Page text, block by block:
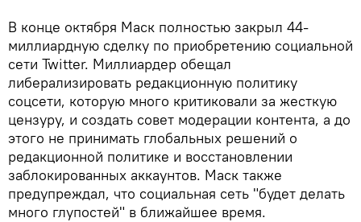
В конце октября Маск полностью закрыл 44-
миллиардную сделку по приобретению социальной
сети Twitter. Миллиардер обещал
либерализировать редакционную политику
соцсети, которую много критиковали за жесткую
цензуру, и создать совет модерации контента, а до
этого не принимать глобальных решений о
редакционной политике и восстановлении
заблокированных аккаунтов. Маск также
предупреждал, что социальная сеть "будет делать
много глупостей" в ближайшее время.